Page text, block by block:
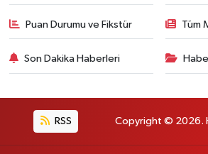
Puan Durumu ve Fikstür Tüm
Son Dakika Haberleri
RSS Copyright © 2026.